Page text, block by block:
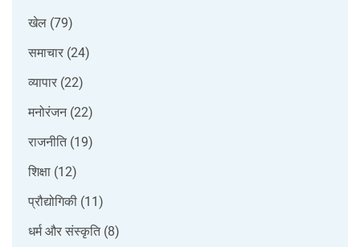
खेल (79)
समाचार (24)
व्यापार (22)
मनोरंजन (22)
राजनीति (19)
शिक्षा (12)
प्रौद्योगिकी (11)
धर्म और संस्कृति (8)